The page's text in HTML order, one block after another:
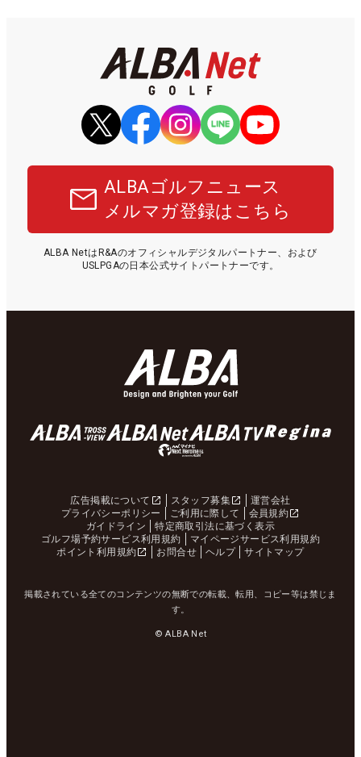
ALBAゴルフニュース
メルマガ登録はこちら
ALBA NetはR&Aのオフィシャルデジタルパートナー、および
USLPGAの日本公式サイトパートナーです。
広告掲載について スタッフ募集
運営会社
プライバシーポリシー
ご利用に際して
会員規約
ガイドライン
特定商取引法に基づく表示
ゴルフ場予約サービス利用規約
マイページサービス利用規約
ポイント利用規約
お問合せ ヘルプ サイトマップ
掲載されている全てのコンテンツの無断での転載、転用、コピー等は禁じま
す。
© ALBA Net